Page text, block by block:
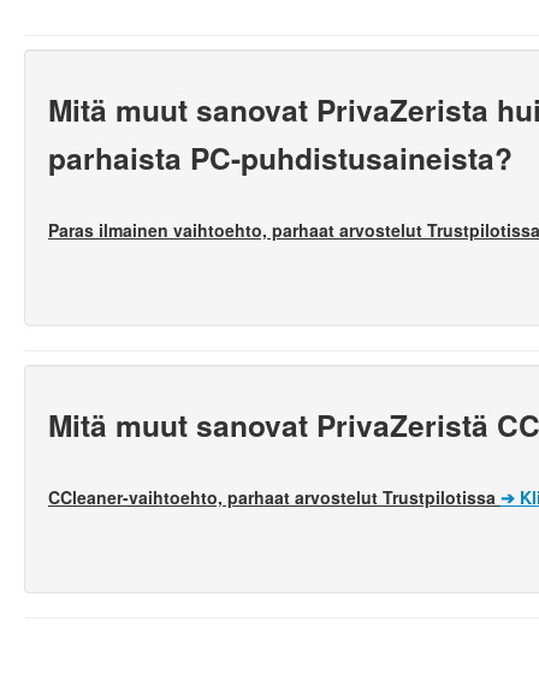
Mitä muut sanovat PrivaZerista
parhaista PC-puhdistusaineista?
Paras ilmainen vaihtoehto, parhaat arvostelut
Mitä muut sanovat PrivaZeristä
CCleaner-vaihtoehto, parhaat arvostelut Trustpilotissa ➔